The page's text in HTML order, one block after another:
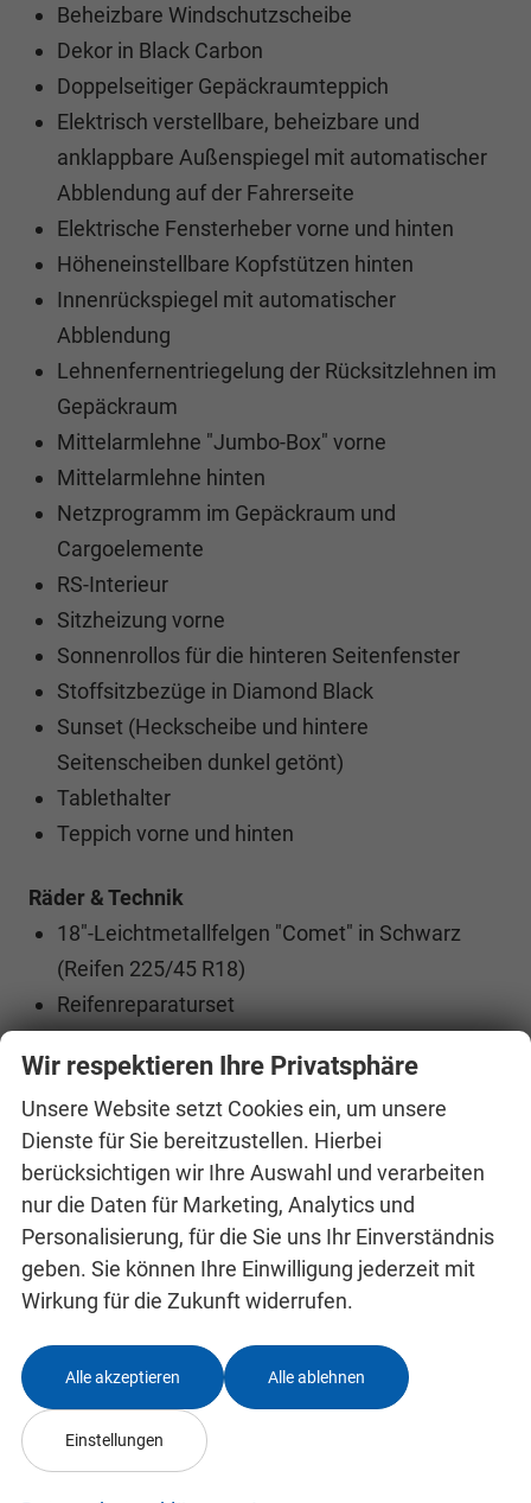
Beheizbare Windschutzscheibe
Dekor in Black Carbon
Doppelseitiger Gepäckraumteppich
Elektrisch verstellbare, beheizbare und
anklappbare Außenspiegel mit automatischer
Abblendung auf der Fahrerseite
Elektrische Fensterheber vorne und hinten
Höheneinstellbare Kopfstützen hinten
Innenrückspiegel mit automatischer
Abblendung
Lehnenfernentriegelung der Rücksitzlehnen im
Gepäckraum
Mittelarmlehne "Jumbo-Box" vorne
Mittelarmlehne hinten
Netzprogramm im Gepäckraum und
Cargoelemente
RS-Interieur
Sitzheizung vorne
Sonnenrollos für die hinteren Seitenfenster
Stoffsitzbezüge in Diamond Black
Sunset (Heckscheibe und hintere
Seitenscheiben dunkel getönt)
Tablethalter
Teppich vorne und hinten
Räder & Technik
18"-Leichtmetallfelgen "Comet" in Schwarz
(Reifen 225/45 R18)
Reifenreparaturset
Selbstsperrendes Differential VAQ
Sicherheit & Assistenz
3. Fahrzeugschlüssel
Adaptiver Abstandsassistent (ACC)
Adaptiver Spurhalteassistent (Adaptive Lane
Assist)
Aufmerksamkeits- und Müdigkeitserkennung
Berganfahrassistent
Diebstahlwarnanlage mit
Innenraumüberwachung und Neigungssensor
Elektromechanische Feststellbremse
Wir respektieren Ihre Privatsphäre
Unsere Website setzt Cookies ein, um unsere
Dienste für Sie bereitzustellen. Hierbei
berücksichtigen wir Ihre Auswahl und verarbeiten
nur die Daten für Marketing, Analytics und
Personalisierung, für die Sie uns Ihr Einverständnis
geben. Sie können Ihre Einwilligung jederzeit mit
Wirkung für die Zukunft widerrufen.
Alle akzeptieren Alle ablehnen
Einstellungen